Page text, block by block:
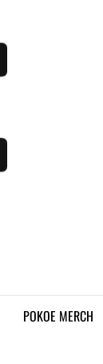
POKOE MERCH